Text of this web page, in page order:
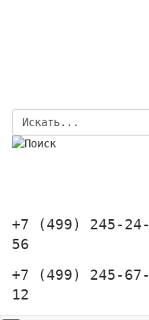
+7 (499) 245-24-
56
+7 (499) 245-67-
12